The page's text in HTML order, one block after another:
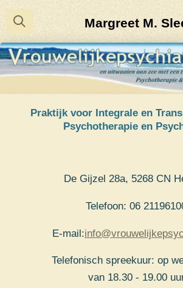
Ga
direct
naar
de
Margreet M.
Praktijk voor Integrale en
Psychotherapie en
De Gijzel 28a, 5268 CN
Telefoon: 06
E-mail:
Telefonisch spreekuur: op
van 18.30 - 19.00